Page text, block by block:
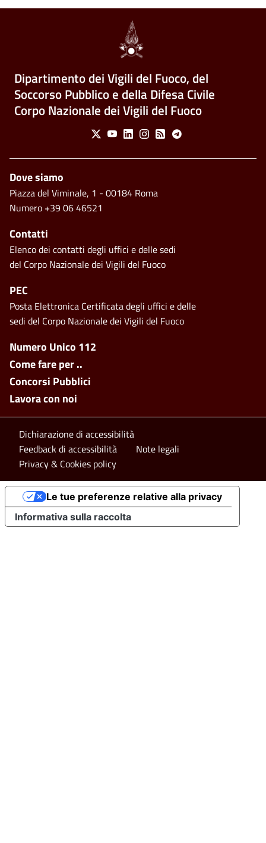
Dipartimento dei Vigili del Fuoco, del
Soccorso Pubblico e della Difesa Civile
Corpo Nazionale dei Vigili del Fuoco
Social Menu
X YoutubeLinkedinInstagram
Feed Telegram
Footer side menu
Numero Unico 112
Come fare per ..
Concorsi Pubblici
Lavora con noi
Piè di pagina
Dove siamo
Piazza del Viminale, 1 - 00184 Roma
Numero +39 06 46521
Contatti
Elenco dei contatti degli uffici e delle sedi
del Corpo Nazionale dei Vigili del Fuoco
PEC
Posta Elettronica Certificata degli uffici e delle
sedi del Corpo Nazionale dei Vigili del Fuoco
Footer bottom
Dichiarazione di accessibilità
Feedback di accessibilità
Note legali
Privacy & Cookies policy
Informativa sulla raccolta
Le tue preferenze relative alla privacy